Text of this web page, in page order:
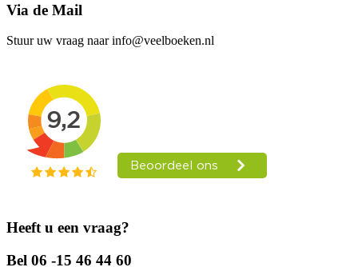
Via de Mail
Stuur uw vraag naar info@veelboeken.nl
Heeft u een vraag?
Bel 06 -15 46 44 60